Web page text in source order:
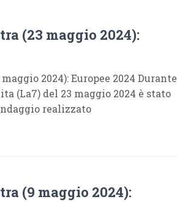
(23 maggio 2024):
2024): Europee 2024 Durante
(La7) del 23 maggio 2024 è stato
realizzato
(9 maggio 2024):